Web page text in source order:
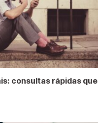
consultas rápidas que